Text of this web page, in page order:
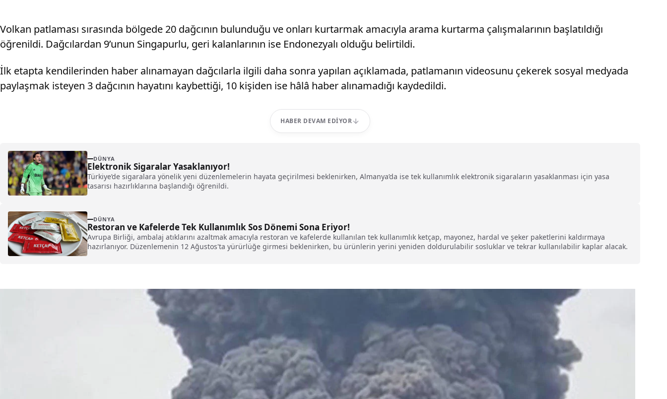
Volkan patlaması sırasında bölgede 20 dağcının bulunduğu ve onları kurtarmak amacıyla arama kurtarma çalışmalarının başlatıldığı
öğrenildi. Dağcılardan 9’unun Singapurlu, geri kalanlarının ise Endonezyalı olduğu belirtildi.
İlk etapta kendilerinden haber alınamayan dağcılarla ilgili daha sonra yapılan açıklamada, patlamanın videosunu çekerek sosyal medyada
paylaşmak isteyen 3 dağcının hayatını kaybettiği, 10 kişiden ise hâlâ haber alınamadığı kaydedildi.
HABER DEVAM EDIYOR
DÜNYA
Elektronik Sigaralar Yasaklanıyor!
Türkiye’de sigaralara yönelik yeni düzenlemelerin hayata geçirilmesi beklenirken, Almanya’da ise tek kullanımlık elektronik sigaraların yasaklanması için yasa
tasarısı hazırlıklarına başlandığı öğrenildi.
DÜNYA
Restoran ve Kafelerde Tek Kullanımlık Sos Dönemi Sona Eriyor!
Avrupa Birliği, ambalaj atıklarını azaltmak amacıyla restoran ve kafelerde kullanılan tek kullanımlık ketçap, mayonez, hardal ve şeker paketlerini kaldırmaya
hazırlanıyor. Düzenlemenin 12 Ağustos'ta yürürlüğe girmesi beklenirken, bu ürünlerin yerini yeniden doldurulabilir sosluklar ve tekrar kullanılabilir kaplar alacak.